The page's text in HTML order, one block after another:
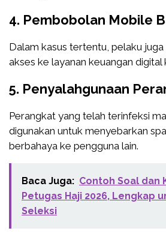
4. Pembobolan Mobile
Dalam kasus tertentu, pelaku
akses ke layanan keuangan digital
5. Penyalahgunaan
Perangkat yang telah terinfeksi
digunakan untuk menyebarkan
berbahaya ke pengguna lain.
Baca Juga: Contoh Soal dan
Petugas Haji 2026, Lengkap
Seleksi